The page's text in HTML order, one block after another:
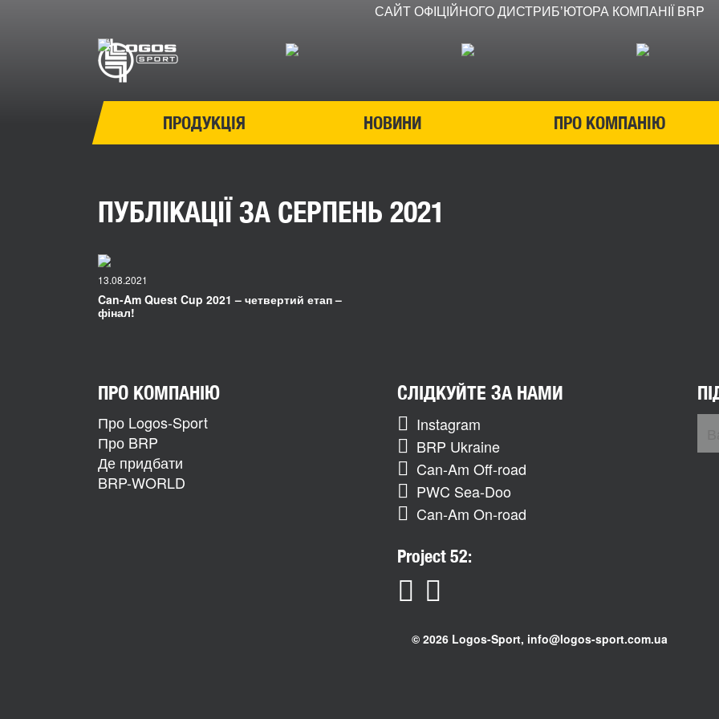
САЙТ ОФІЦІЙНОГО ДИСТРИБʼЮТОРА КОМПАНІЇ BRP
ПРОДУКЦІЯ НОВИНИ ПРО КОМПАНІЮ
ПУБЛІКАЦІЇ ЗА СЕРПЕНЬ 2021
13.08.2021
Can-Am Quest Cup 2021 – четвертий етап –
фінал!
ПРО КОМПАНІЮ
Про Logos-Sport
Про BRP
Де придбати
BRP-WORLD
СЛІДКУЙТЕ ЗА НАМИ
Instagram
BRP Ukraine
Can-Am Off-road
PWC Sea-Doo
Can-Am On-road
Project 52:
© 2026 Logos-Sport, info@logos-sport.com.ua